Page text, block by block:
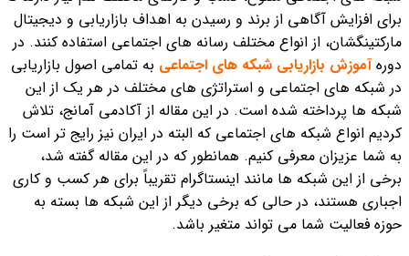
برای افزایش آگاهی از برند و رسیدن به اهداف بازاریابی و دیجیتال
مارکتینگشان، از انواع مختلف رسانه های اجتماعی استفاده کنند. در
دورهآموزش بازاریابی شبکه های اجتماعی به تمامی اصول بازاریابی
در شبکه های اجتماعی و استراتژی های مختلف در هر یک از این
شبکه ها پرداخته شده است. در این مقاله از آکادمی آمانج، تلاش
کردیم انواع شبکه های اجتماعی که البته در ایران نیز رایج تر است را
به شما عزیزان معرفی کنیم. همانطور که در این مقاله گفته شد،
برخی از این شبکه ها مانند اینستاگرام تقریباً برای هر کسب و کاری
اجباری هستند، در حالی که برخی دیگر از این شبکه ها بسته به
حوزه فعالیت شما می تواند متغیر باشد.